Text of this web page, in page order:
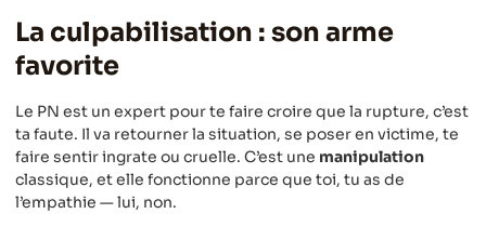
La culpabilisation : son arme
favorite
Le PN est un expert pour te faire croire que la rupture, c’est
ta faute. Il va retourner la situation, se poser en victime, te
faire sentir ingrate ou cruelle. C’est une manipulation
classique, et elle fonctionne parce que toi, tu as de
l’empathie — lui, non.